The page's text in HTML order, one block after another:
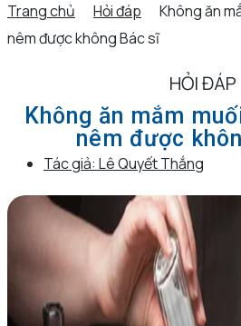
Trang chủ Hỏi đáp
Không ăn
nêm được không Bác sĩ
HỎI ĐÁP
Không ăn mắm
nêm được
Tác giả: Lê Quyết Thắng